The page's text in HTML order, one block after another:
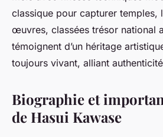
classique pour capturer temples,
œuvres, classées trésor national
témoignent d’un héritage
toujours vivant, alliant
Biographie et
de Hasui Kawase